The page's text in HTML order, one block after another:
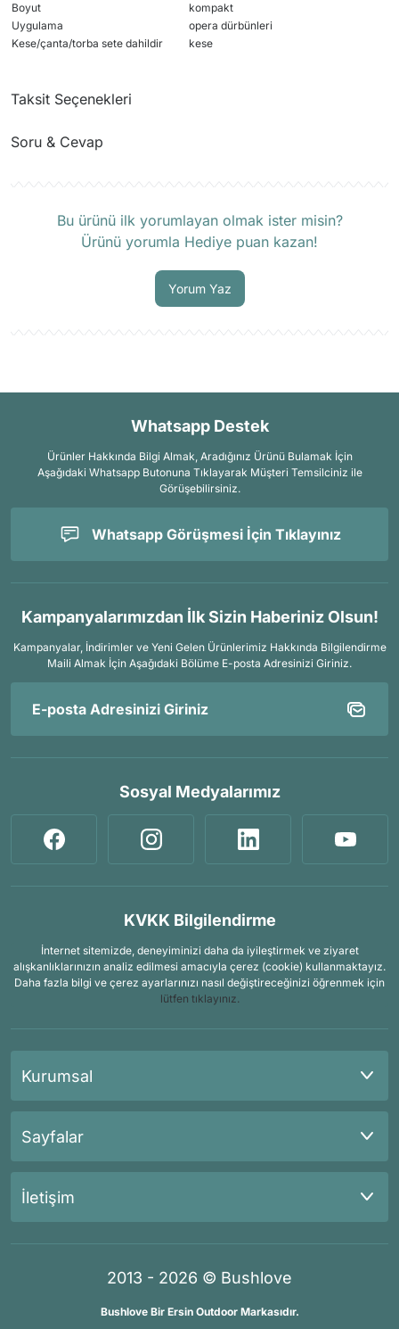
Boyut
kompakt
Uygulama
opera dürbünleri
Kese/çanta/torba sete dahildir
kese
Taksit Seçenekleri
Soru & Cevap
Bu ürünü ilk yorumlayan olmak ister misin?
Ürünü yorumla Hediye puan kazan!
Yorum Yaz
Whatsapp Destek
Ürünler Hakkında Bilgi Almak, Aradığınız Ürünü Bulamak İçin
Aşağıdaki Whatsapp Butonuna Tıklayarak Müşteri Temsilciniz ile
Görüşebilirsiniz.
Whatsapp Görüşmesi İçin Tıklayınız
Kampanyalarımızdan İlk Sizin Haberiniz Olsun!
Kampanyalar, İndirimler ve Yeni Gelen Ürünlerimiz Hakkında Bilgilendirme
Maili Almak İçin Aşağıdaki Bölüme E-posta Adresinizi Giriniz.
Sosyal Medyalarımız
KVKK Bilgilendirme
İnternet sitemizde, deneyiminizi daha da iyileştirmek ve ziyaret
alışkanlıklarınızın analiz edilmesi amacıyla çerez (cookie) kullanmaktayız.
Daha fazla bilgi ve çerez ayarlarınızı nasıl değiştireceğinizi öğrenmek için
lütfen tıklayınız.
Kurumsal
Sayfalar
İletişim
2013 - 2026 © Bushlove
Bushlove Bir Ersin Outdoor Markasıdır.